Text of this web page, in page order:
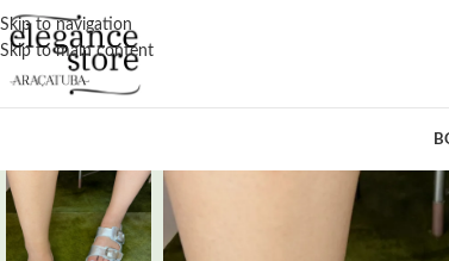
Skip to navigation
Skip to main content